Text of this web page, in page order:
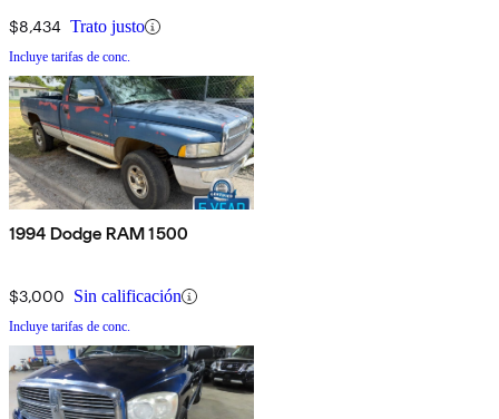
$8,434 Trato justo
Incluye tarifas de conc.
1994 Dodge RAM 1500
$3,000 Sin calificación
Incluye tarifas de conc.